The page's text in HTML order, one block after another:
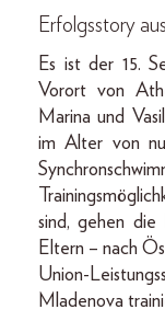
Erfolgsstory
Es ist der 15.
Vorort von
Marina und
im Alter von
sind, gehen
Eltern – nach
Union-
Mladenova